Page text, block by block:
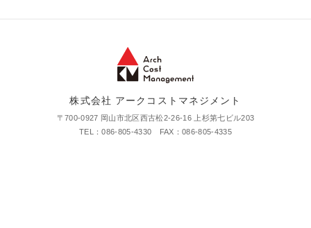
株式会社 アークコストマネジメント
〒700-0927 岡山市北区西古松2-26-16 上杉第七ビル203
TEL：086-805-4330 FAX：086-805-4335